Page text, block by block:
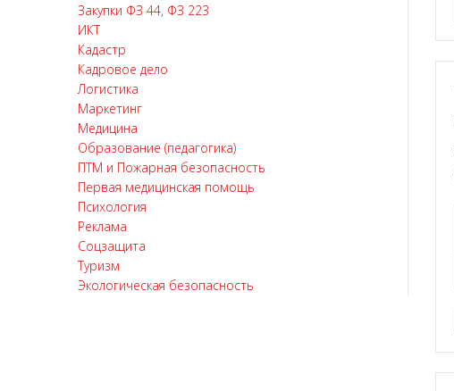
Закупки ФЗ 44, ФЗ 223
ИКТ
Кадастр
Кадровое дело
Логистика
Маркетинг
Медицина
Образование (педагогика)
ПТМ и Пожарная безопасность
Первая медицинская помощь
Психология
Реклама
Соцзащита
Туризм
Экологическая безопасность